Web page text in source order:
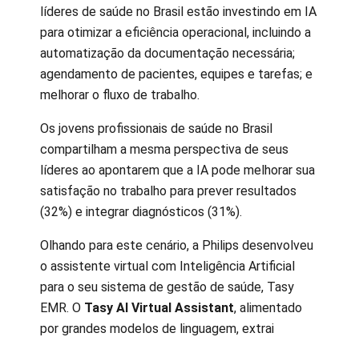
líderes de saúde no Brasil estão investindo em IA
para otimizar a eficiência operacional, incluindo a
automatização da documentação necessária;
agendamento de pacientes, equipes e tarefas; e
melhorar o fluxo de trabalho.
Os jovens profissionais de saúde no Brasil
compartilham a mesma perspectiva de seus
líderes ao apontarem que a IA pode melhorar sua
satisfação no trabalho para prever resultados
(32%) e integrar diagnósticos (31%).
Olhando para este cenário, a Philips desenvolveu
o assistente virtual com Inteligência Artificial
para o seu sistema de gestão de saúde, Tasy
EMR. O Tasy AI Virtual Assistant, alimentado
por grandes modelos de linguagem, extrai